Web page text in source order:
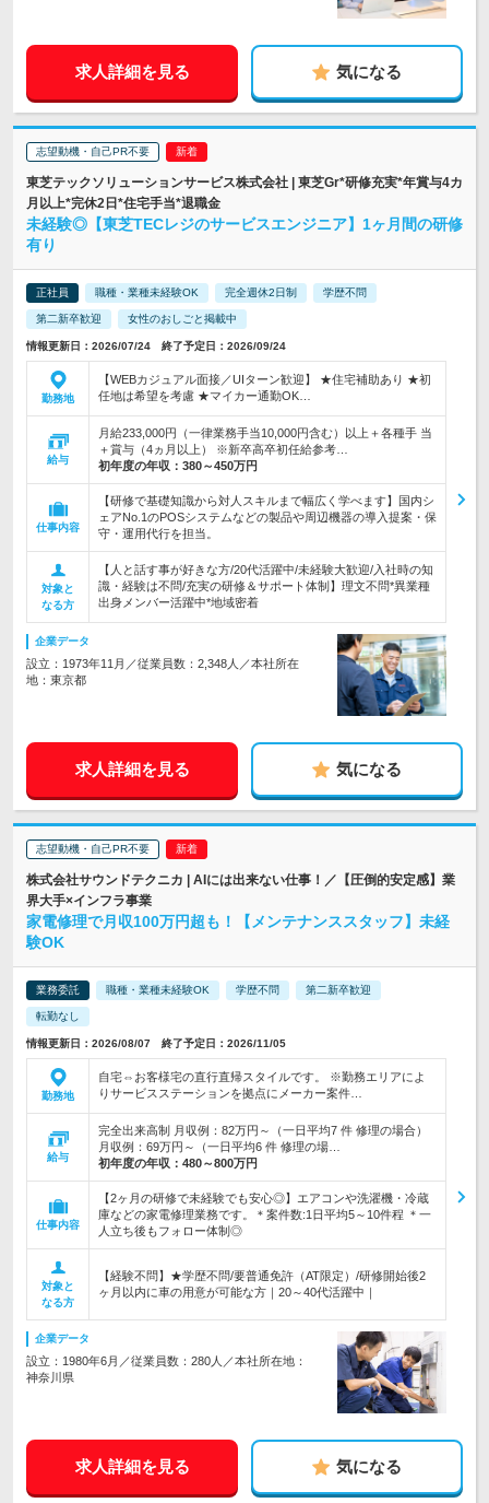
求人詳細を見る 気になる
志望動機・自己PR不要
東芝テックソリューションサービス株式会社 | 東芝Gr*研修充実*年賞与4カ
月以上*完休2日*住宅手当*退職金
未経験◎【東芝TECレジのサービスエンジニア】1ヶ月間の研修
有り
正社員 職種・業種未経験OK 完全週休2日制 学歴不問
第二新卒歓迎 女性のおしごと掲載中
情報更新日：2026/07/24 終了予定日：2026/09/24
勤務地
【WEBカジュアル面接／UIターン歓迎】 ★住宅補助あり ★初
任地は希望を考慮 ★マイカー通勤OK…
給与
月給233,000円（一律業務手当10,000円含む）以上＋各種手 当
＋賞与（4ヵ月以上） ※新卒高卒初任給参考…
初年度の年収： 380～450万円
仕事内容
【研修で基礎知識から対人スキルまで幅広く学べます】国内シ
ェアNo.1のPOSシステムなどの製品や周辺機器の導入提案・保
守・運用代行を担当。
対象と
なる方
【人と話す事が好きな方/20代活躍中/未経験大歓迎/入社時の知
識・経験は不問/充実の研修＆サポート体制】理文不問*異業種
出身メンバー活躍中*地域密着
企業データ
設立：1973年11月／従業員数：2,348人／本社所在
地：東京都
求人詳細を見る 気になる
志望動機・自己PR不要
株式会社サウンドテクニカ | AIには出来ない仕事！／【圧倒的安定感】業
界大手×インフラ事業
家電修理で月収100万円超も！【メンテナンススタッフ】未経
験OK
業務委託 職種・業種未経験OK 学歴不問 第二新卒歓迎
転勤なし
情報更新日：2026/08/07 終了予定日：2026/11/05
勤務地
自宅⇔お客様宅の直行直帰スタイルです。 ※勤務エリアによ
りサービスステーションを拠点にメーカー案件…
給与
完全出来高制 月収例：82万円～（一日平均7 件 修理の場合）
月収例：69万円～（一日平均6 件 修理の場…
初年度の年収： 480～800万円
仕事内容
【2ヶ月の研修で未経験でも安心◎】エアコンや洗濯機・冷蔵
庫などの家電修理業務です。＊案件数:1日平均5～10件程 ＊一
人立ち後もフォロー体制◎
対象と
なる方
【経験不問】★学歴不問/要普通免許（AT限定）/研修開始後2
ヶ月以内に車の用意が可能な方｜20～40代活躍中｜
企業データ
設立：1980年6月／従業員数：280人／本社所在地：
神奈川県
求人詳細を見る 気になる